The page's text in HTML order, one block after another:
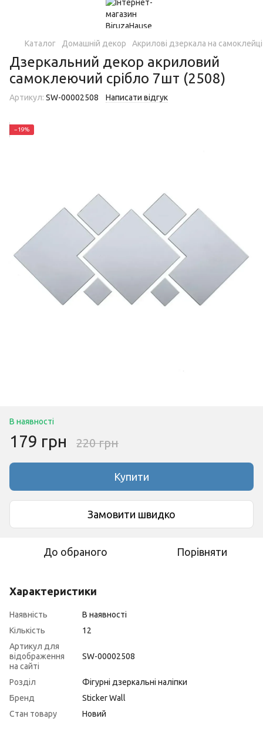
Каталог Домашній декор Акрилові дзеркала на самоклейці
Дзеркальний декор акриловий
самоклеючий срібло 7шт (2508)
Артикул: SW-00002508 Написати відгук
−19%
В наявності
179 грн 220 грн
Купити
Замовити швидко
До обраного Порівняти
Характеристики
Наявність
В наявності
Кількість
12
Артикул для
відображення
на сайті
SW-00002508
Розділ
Фігурні дзеркальні наліпки
Бренд
Sticker Wall
Стан товару
Новий